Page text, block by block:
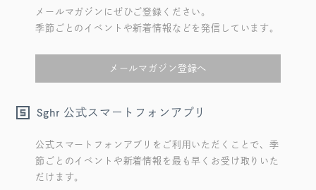
メールマガジンにぜひご登録ください。
季節ごとのイベントや新着情報などを発信しています。
メールマガジン登録へ
Sghr 公式スマートフォンアプリ
公式スマートフォンアプリをご利用いただくことで、季
節ごとのイベントや新着情報を最も早くお受け取りいた
だけます。